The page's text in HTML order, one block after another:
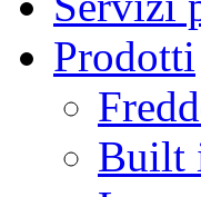
Prodotti
Built